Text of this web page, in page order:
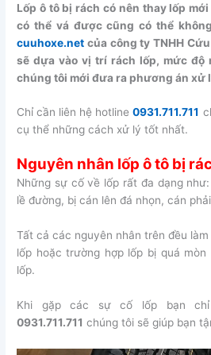
Lốp ô tô bị rách có nên thay lốp
có thể vá được cũng có thể
cuuhoxe.net của công ty TNHH
sẽ dựa vào vị trí rách lốp, mức độ
chúng tôi mới đưa ra phương án xử
Chỉ cần liên hệ hotline0931.711.711
cụ thể những cách xử lý tốt nhất.
Nguyên nhân lốp ô tô bị
Những sự cố về lốp rất đa dạng
lề đường, bị cán lên đá nhọn, cán
Tất cả các nguyên nhân trên đều
lốp hoặc trường hợp lốp bị quá
lốp.
Khi gặp các sự cố lốp bạn
0931.711.711 chúng tôi sẽ giúp bạn